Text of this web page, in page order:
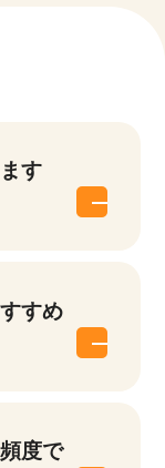
す
すめ
度で